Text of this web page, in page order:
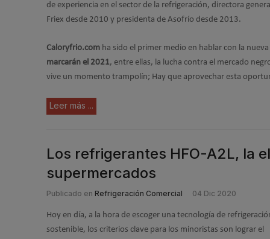
de experiencia en el sector de la refrigeración, directora
Friex desde 2010 y presidenta de Asofrío desde 2013.
Caloryfrio.com ha sido el primer medio en hablar con la
marcarán el 2021, entre ellas, la lucha contra el mercado
vive un momento trampolín; Hay que aprovechar esta
Leer más ...
Los refrigerantes HFO-A2L, la
supermercados
Publicado en Refrigeración Comercial 04 Dic 2020
Hoy en día, a la hora de escoger una tecnología de
sostenible, los criterios clave para los minoristas son lograr el